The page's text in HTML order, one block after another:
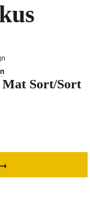
Sort/Sort